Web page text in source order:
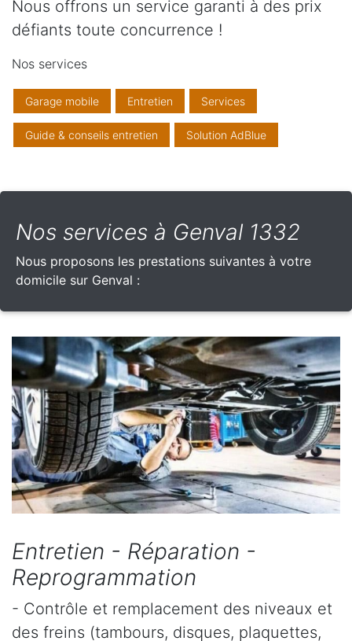
Nous offrons un service garanti à des prix
défiants toute concurrence !
Nos services
Garage mobile Entretien Services
Guide & conseils entretien Solution AdBlue
Nos services à Genval 1332
Nous proposons les prestations suivantes à votre
domicile sur Genval :
Entretien - Réparation -
Reprogrammation
- Contrôle et remplacement des niveaux et
des freins (tambours, disques, plaquettes,